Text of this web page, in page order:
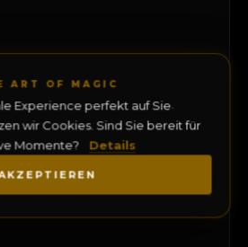
ART OF MAGIC
Experience perfekt auf Sie
wir Cookies. Sind Sie bereit für
Momente?
Details